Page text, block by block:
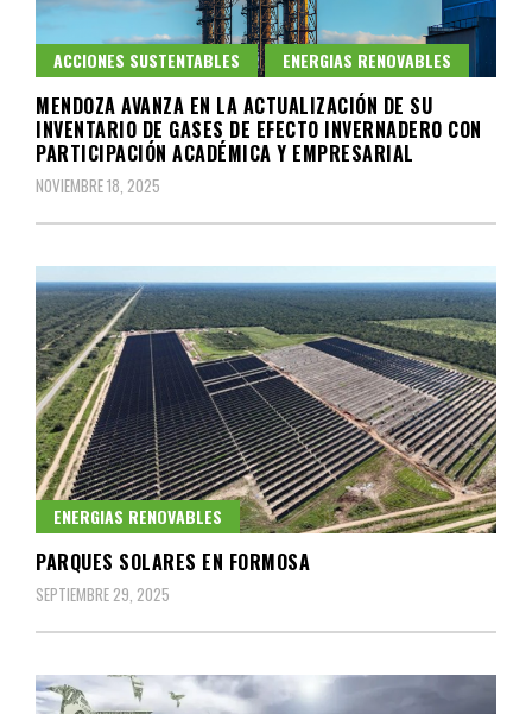
ACCIONES SUSTENTABLES ENERGIAS RENOVABLES
MENDOZA AVANZA EN LA ACTUALIZACIÓN DE SU
INVENTARIO DE GASES DE EFECTO INVERNADERO CON
PARTICIPACIÓN ACADÉMICA Y EMPRESARIAL
NOVIEMBRE 18, 2025
ENERGIAS RENOVABLES
PARQUES SOLARES EN FORMOSA
SEPTIEMBRE 29, 2025